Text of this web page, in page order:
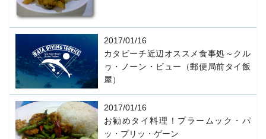
2017/01/16
カタビーチ近辺オススメ食事処～クル
ヮ・ノーン・ビュー（郵便局前タイ飯
屋）
2017/01/16
お勧めタイ料理！プラームック・パ
ッ・プリッ・ゲーン